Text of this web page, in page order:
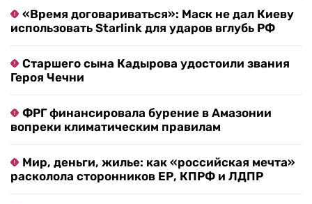
«Время договариваться»: Маск не дал Киеву
использовать Starlink для ударов вглубь РФ
Старшего сына Кадырова удостоили звания
Героя Чечни
ФРГ финансировала бурение в Амазонии
вопреки климатическим правилам
Мир, деньги, жилье: как «российская мечта»
расколола сторонников ЕР, КПРФ и ЛДПР